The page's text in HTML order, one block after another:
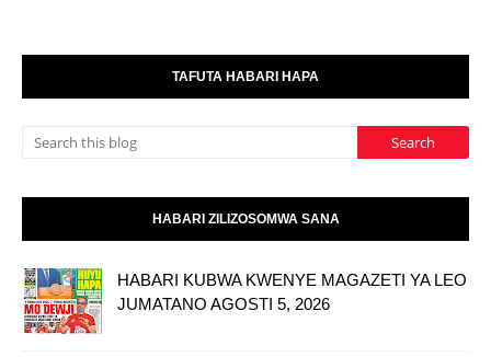
TAFUTA HABARI HAPA
HABARI ZILIZOSOMWA SANA
HABARI KUBWA KWENYE MAGAZETI YA LEO
JUMATANO AGOSTI 5, 2026